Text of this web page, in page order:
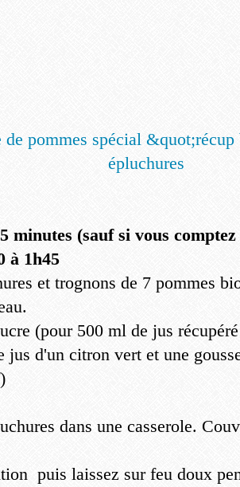
minutes (sauf si vous
à 1h45
et trognons de 7 pommes
(pour 500 ml de jus
jus d'un citron vert et une
dans une casserole.
puis laissez sur feu doux